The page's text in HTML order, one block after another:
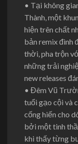
• Tại không
Thành, một
hiện trên chất
bản remix đình
thời, pha trộn
những trải
new releases
• Đêm Vũ
tuổi gạo cội và
cống hiến cho
bởi một tinh
khi thấy từng